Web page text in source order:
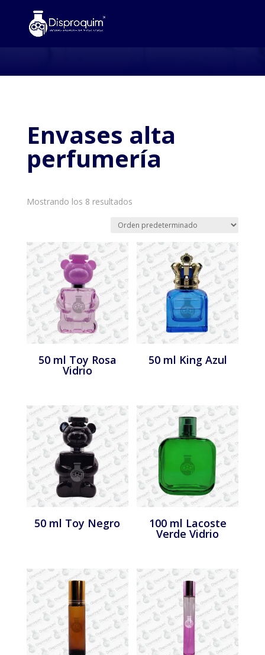
Envases alta
perfumería
Mostrando los 8 resultados
50 ml Toy Rosa
Vidrio
50 ml King Azul
50 ml Toy Negro 100 ml Lacoste
Verde Vidrio